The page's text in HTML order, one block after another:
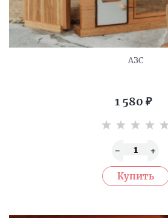
АЗС
1 580 ₽